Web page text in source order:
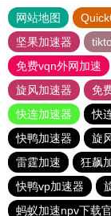
网站地图
坚果加速器
免费vqn外网加速
旋风加速器
免
快连加速器
快
快鸭加速器
旋
雷霆加速
狂飙
快鸭vp加速器
蚂蚁加速npv下载